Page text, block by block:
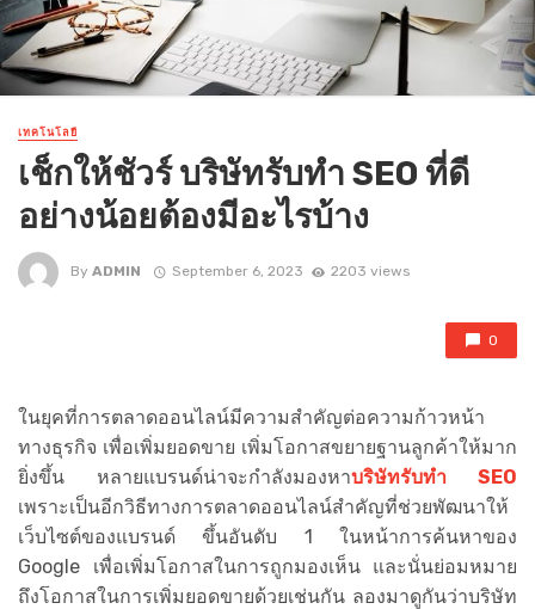
เทคโนโลยี
เช็กให้ชัวร์ บริษัทรับทำ SEO ที่ดี
อย่างน้อยต้องมีอะไรบ้าง
By ADMIN September 6, 2023 2203 views
0
ในยุคที่การตลาดออนไลน์มีความสำคัญต่อความก้าวหน้า
ทางธุรกิจ เพื่อเพิ่มยอดขาย เพิ่มโอกาสขยายฐานลูกค้าให้มาก
ยิ่งขึ้น หลายแบรนด์น่าจะกำลังมองหาบริษัทรับทำ SEO
เพราะเป็นอีกวิธีทางการตลาดออนไลน์สำคัญที่ช่วยพัฒนาให้
เว็บไซต์ของแบรนด์ ขึ้นอันดับ 1 ในหน้าการค้นหาของ
Google เพื่อเพิ่มโอกาสในการถูกมองเห็น และนั่นย่อมหมาย
ถึงโอกาสในการเพิ่มยอดขายด้วยเช่นกัน ลองมาดูกันว่าบริษัท